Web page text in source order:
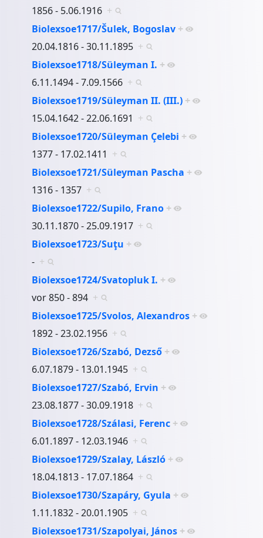
1856 - 5.06.1916 +
Biolexsoe1717/Šulek, Bogoslav +
20.04.1816 - 30.11.1895 +
Biolexsoe1718/Süleyman I. +
6.11.1494 - 7.09.1566 +
Biolexsoe1719/Süleyman II. (III.) +
15.04.1642 - 22.06.1691 +
Biolexsoe1720/Süleyman Çelebi +
1377 - 17.02.1411 +
Biolexsoe1721/Süleyman Pascha +
1316 - 1357 +
Biolexsoe1722/Supilo, Frano +
30.11.1870 - 25.09.1917 +
Biolexsoe1723/Suţu +
- +
Biolexsoe1724/Svatopluk I. +
vor 850 - 894 +
Biolexsoe1725/Svolos, Alexandros +
1892 - 23.02.1956 +
Biolexsoe1726/Szabó, Dezső +
6.07.1879 - 13.01.1945 +
Biolexsoe1727/Szabó, Ervin +
23.08.1877 - 30.09.1918 +
Biolexsoe1728/Szálasi, Ferenc +
6.01.1897 - 12.03.1946 +
Biolexsoe1729/Szalay, László +
18.04.1813 - 17.07.1864 +
Biolexsoe1730/Szapáry, Gyula +
1.11.1832 - 20.01.1905 +
Biolexsoe1731/Szapolyai, János +